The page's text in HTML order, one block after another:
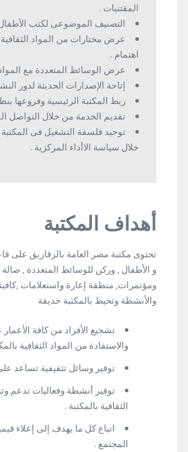
المقتنيات .
التصنيف الموضوعى لكتب
عرض مختارات من المواد
اهتمام .
عرض الوسائط المتعددة مع
إتاحة الإصدارات الحديثة لدور
ربط المكتبة الرئيسية وفروعها
تقديم الخدمة من خلال التواصل
توحيد فلسفة التشغيل فى
خلال سياسة الاأداء المركزية .
أهداف المكتبة
تحتوى مكتبة مصر العامة بالزقازيق على
و الأطفال , وركن للوسائط المتعددة ,
ومؤتمرات, منطقة إعارة واستعلامات
والأنشطة وتحيط بالمكتبة حديقة
تشجيع الأفراد من كافة
والاستفادة من المواد الثقافية
توفير وسائل تثقيفية تساعد
توفير أنشطة وفعاليات تدعم
الثقافية بالمكتبة .
اتباع كل ما يهدف إلى إعلاء
المجتمع .